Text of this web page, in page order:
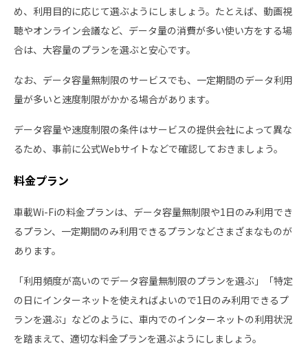
め、利用目的に応じて選ぶようにしましょう。たとえば、動画視
聴やオンライン会議など、データ量の消費が多い使い方をする場
合は、大容量のプランを選ぶと安心です。
なお、データ容量無制限のサービスでも、一定期間のデータ利用
量が多いと速度制限がかかる場合があります。
データ容量や速度制限の条件はサービスの提供会社によって異な
るため、事前に公式Webサイトなどで確認しておきましょう。
料金プラン
車載Wi-Fiの料金プランは、データ容量無制限や1日のみ利用でき
るプラン、一定期間のみ利用できるプランなどさまざまなものが
あります。
「利用頻度が高いのでデータ容量無制限のプランを選ぶ」「特定
の日にインターネットを使えればよいので1日のみ利用できるプ
ランを選ぶ」などのように、車内でのインターネットの利用状況
を踏まえて、適切な料金プランを選ぶようにしましょう。